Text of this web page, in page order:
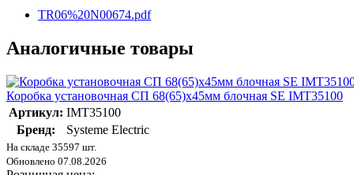
TR06%20N00674.pdf
Аналогичные товары
Коробка установочная СП 68(65)х45мм блочная SE IMT35100
Артикул: IMT35100
Бренд:
Systeme Electric
На складе 35597 шт.
Обновлено 07.08.2026